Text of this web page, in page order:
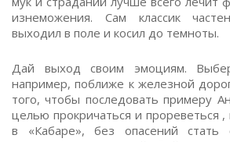
изнеможения. Сам классик
выходил в поле и косил до темноты.
Дай выход своим эмоциям.
например, поближе к железной
того, чтобы последовать примеру
целью прокричаться и прореветься
в «Кабаре», без опасений стать